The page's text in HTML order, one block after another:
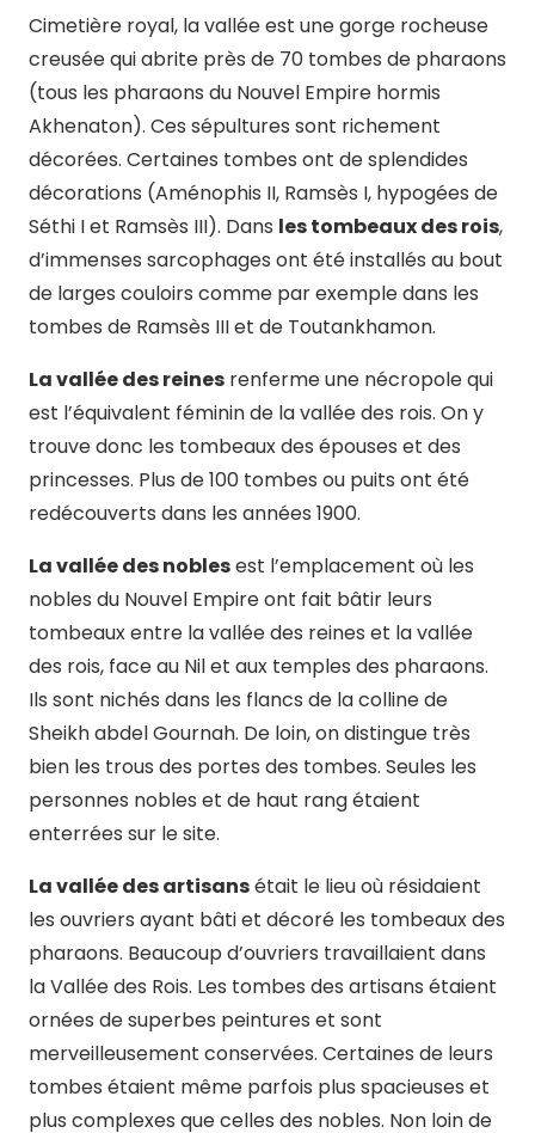
Cimetière royal, la vallée est une gorge rocheuse
creusée qui abrite près de 70 tombes de pharaons
(tous les pharaons du Nouvel Empire hormis
Akhenaton). Ces sépultures sont richement
décorées. Certaines tombes ont de splendides
décorations (Aménophis II, Ramsès I, hypogées de
Séthi I et Ramsès III). Dans les tombeaux des rois,
d’immenses sarcophages ont été installés au bout
de larges couloirs comme par exemple dans les
tombes de Ramsès III et de Toutankhamon.
La vallée des reines renferme une nécropole qui
est l’équivalent féminin de la vallée des rois. On y
trouve donc les tombeaux des épouses et des
princesses. Plus de 100 tombes ou puits ont été
redécouverts dans les années 1900.
La vallée des noblesest l’emplacement où les
nobles du Nouvel Empire ont fait bâtir leurs
tombeaux entre la vallée des reines et la vallée
des rois, face au Nil et aux temples des pharaons.
Ils sont nichés dans les flancs de la colline de
Sheikh abdel Gournah. De loin, on distingue très
bien les trous des portes des tombes. Seules les
personnes nobles et de haut rang étaient
enterrées sur le site.
La vallée des artisansétait le lieu où résidaient
les ouvriers ayant bâti et décoré les tombeaux des
pharaons. Beaucoup d’ouvriers travaillaient dans
la Vallée des Rois. Les tombes des artisans étaient
ornées de superbes peintures et sont
merveilleusement conservées. Certaines de leurs
tombes étaient même parfois plus spacieuses et
plus complexes que celles des nobles. Non loin de